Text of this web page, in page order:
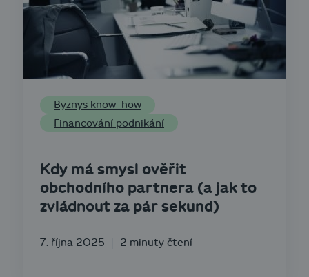
Byznys know-how
Financování podnikání
Kdy má smysl ověřit
obchodního partnera (a jak to
zvládnout za pár sekund)
7. října 2025 2 minuty čtení